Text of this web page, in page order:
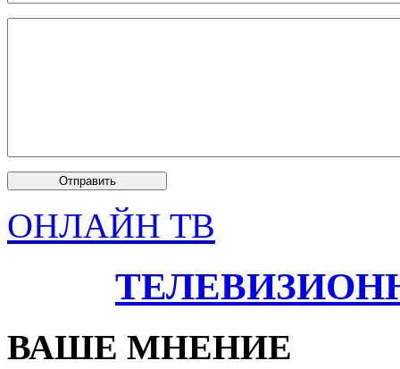
ОНЛАЙН ТВ
ВАШЕ МНЕНИЕ